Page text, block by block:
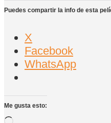
Puedes compartir la info de esta
X
Facebook
WhatsApp
Me gusta esto: